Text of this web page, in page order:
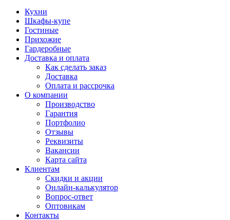
Кухни
Шкафы-купе
Гостиные
Прихожие
Гардеробные
Доставка и оплата
Как сделать заказ
Доставка
Оплата и рассрочка
О компании
Производство
Гарантия
Портфолио
Отзывы
Реквизиты
Вакансии
Карта сайта
Клиентам
Скидки и акции
Онлайн-калькулятор
Вопрос-ответ
Оптовикам
Контакты